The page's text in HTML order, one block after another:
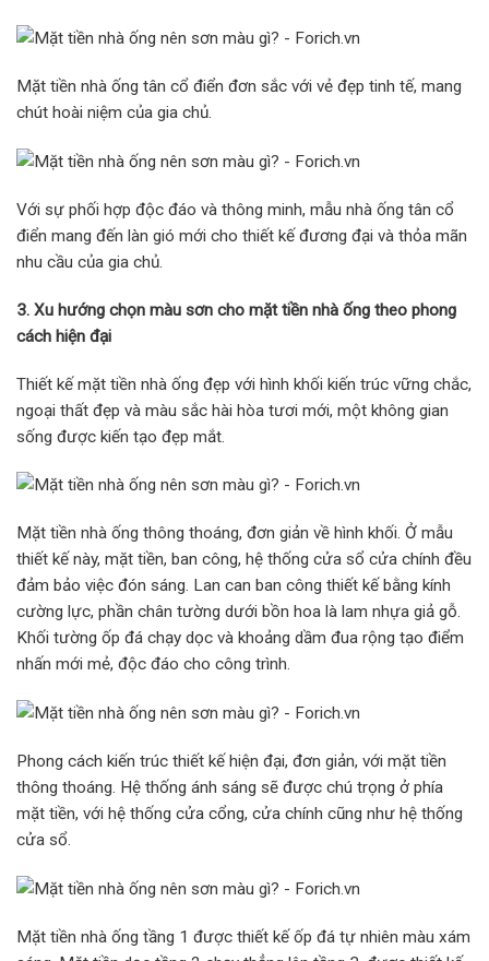
Mặt tiền nhà ống tân cổ điển đơn sắc với vẻ đẹp tinh tế, mang
chút hoài niệm của gia chủ.
Với sự phối hợp độc đáo và thông minh, mẫu nhà ống tân cổ
điển mang đến làn gió mới cho thiết kế đương đại và thỏa mãn
nhu cầu của gia chủ.
3. Xu hướng chọn màu sơn cho mặt tiền nhà ống theo phong
cách hiện đại
Thiết kế mặt tiền nhà ống đẹp với hình khối kiến trúc vững chắc,
ngoại thất đẹp và màu sắc hài hòa tươi mới, một không gian
sống được kiến tạo đẹp mắt.
Mặt tiền nhà ống thông thoáng, đơn giản về hình khối. Ở mẫu
thiết kế này, mặt tiền, ban công, hệ thống cửa sổ cửa chính đều
đảm bảo việc đón sáng. Lan can ban công thiết kế bằng kính
cường lực, phần chân tường dưới bồn hoa là lam nhựa giả gỗ.
Khối tường ốp đá chạy dọc và khoảng dầm đua rộng tạo điểm
nhấn mới mẻ, độc đáo cho công trình.
Phong cách kiến trúc thiết kế hiện đại, đơn giản, với mặt tiền
thông thoáng. Hệ thống ánh sáng sẽ được chú trọng ở phía
mặt tiền, với hệ thống cửa cổng, cửa chính cũng như hệ thống
cửa sổ.
Mặt tiền nhà ống tầng 1 được thiết kế ốp đá tự nhiên màu xám